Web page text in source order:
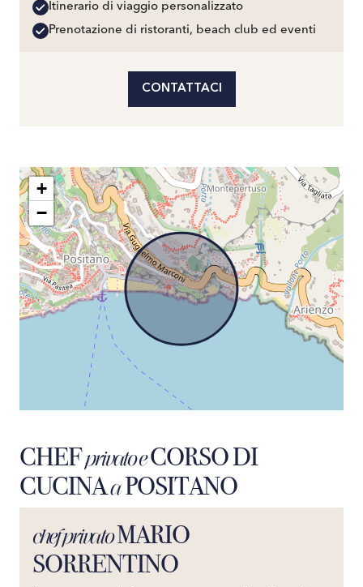
Itinerario di viaggio personalizzato
Prenotazione di ristoranti, beach club ed eventi
CONTATTACI
+
−
CHEFprivato eCORSO DI
CUCINAaPOSITANO
chef privatoMARIO
SORRENTINO